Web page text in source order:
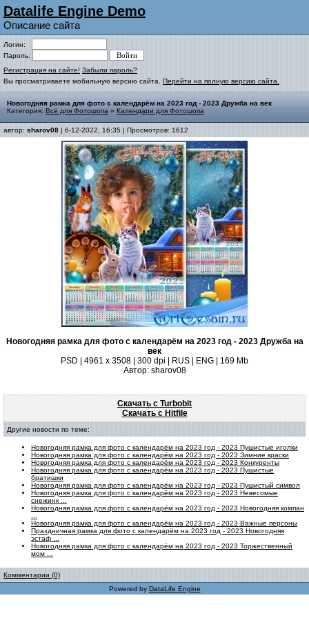
Datalife Engine Demo
Описание сайта
Логин:
Пароль:
Регистрация на сайте! Забыли пароль?
Вы просматриваете мобильную версию сайта. Перейти на полную версию сайта.
Новогодняя рамка для фото с календарём на 2023 год - 2023 Дружба на век
Категория: Всё для Фотошопа » Календари для Фотошопа
автор: sharov08 | 6-12-2022, 16:35 | Просмотров: 1612
Новогодняя рамка для фото с календарём на 2023 год - 2023 Дружба на
век
PSD | 4961 х 3508 | 300 dpi | RUS | ENG | 169 Mb
Автор: sharov08
Скачать с Turbobit
Скачать с Hitfile
Другие новости по теме:
Новогодняя рамка для фото с календарём на 2023 год - 2023 Пушистые иголки
Новогодняя рамка для фото с календарём на 2023 год - 2023 Зимние краски
Новогодняя рамка для фото с календарём на 2023 год - 2023 Конкуренты
Новогодняя рамка для фото с календарём на 2023 год - 2023 Пушистые
братишки
Новогодняя рамка для фото с календарём на 2023 год - 2023 Пушистый символ
Новогодняя рамка для фото с календарём на 2023 год - 2023 Невесомые
снежинк ...
Новогодняя рамка для фото с календарём на 2023 год - 2023 Новогодняя компан
Новогодняя рамка для фото с календарём на 2023 год - 2023 Важные персоны
Праздничная рамка для фото с календарём на 2023 год - 2023 Новогодняя
эстаф ...
Новогодняя рамка для фото с календарём на 2023 год - 2023 Торжественный
мом ...
Комментарии (0)
Powered by DataLife Engine